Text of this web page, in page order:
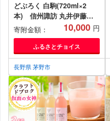
どぶろく 白駒(720ml×2
本) 信州諏訪 丸井伊藤商
店【1576501】
寄附金額： 10,000 円
ふるさとチョイス
長野県 茅野市